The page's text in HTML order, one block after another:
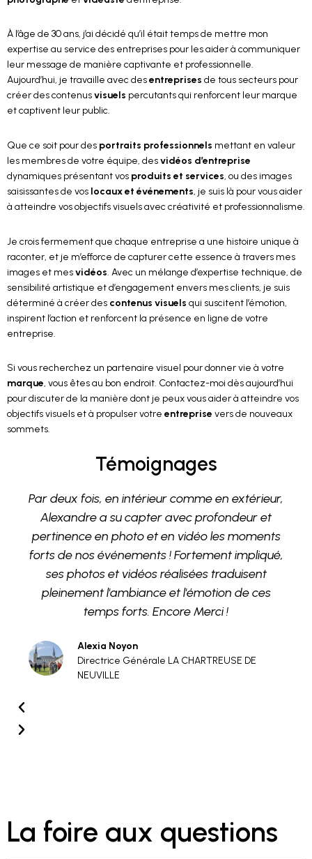
À l’âge de 30 ans, j’ai décidé qu’il était temps de mettre mon
expertise au service des entreprises pour les aider à communiquer
leur message de manière captivante et professionnelle.
Aujourd’hui, je travaille avec desentreprises de tous secteurs pour
créer des contenusvisuels percutants qui renforcent leur marque
et captivent leur public.
Que ce soit pour des portraits professionnels mettant en valeur
les membres de votre équipe, desvidéos d’entreprise
dynamiques présentant vos produits et services, ou des images
saisissantes de vos locaux et événements, je suis là pour vous aider
à atteindre vos objectifs visuels avec créativité et professionnalisme.
Je crois fermement que chaque entreprise a une histoire unique à
raconter, et je m’efforce de capturer cette essence à travers mes
images et mesvidéos. Avec un mélange d’expertise technique, de
sensibilité artistique et d’engagement envers mes clients, je suis
déterminé à créer des contenus visuels qui suscitent l’émotion,
inspirent l’action et renforcent la présence en ligne de votre
entreprise.
Si vous recherchez un partenaire visuel pour donner vie à votre
marque, vous êtes au bon endroit. Contactez-moi dès aujourd’hui
pour discuter de la manière dont je peux vous aider à atteindre vos
objectifs visuels et à propulser votre entreprise vers de nouveaux
sommets.
Témoignages
Par deux fois, en intérieur comme en extérieur,
Alexandre a su capter avec profondeur et
pertinence en photo et en vidéo les moments
forts de nos événements ! Fortement impliqué,
ses photos et vidéos réalisées traduisent
pleinement l'ambiance et l'émotion de ces
temps forts. Encore Merci !
Alexia Noyon
Directrice Générale LA CHARTREUSE DE
NEUVILLE
La foire aux questions